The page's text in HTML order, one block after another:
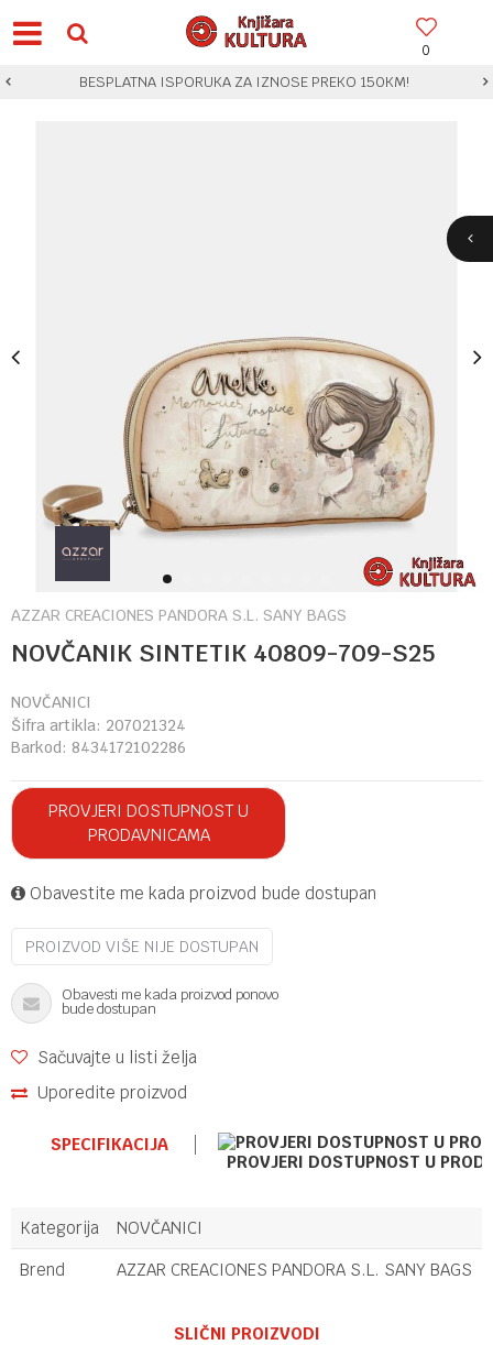
0
BESPLATNA ISPORUKA ZA IZNOSE PREKO 150KM!
1
AZZAR CREACIONES PANDORA S.L. SANY BAGS
NOVČANIK SINTETIK 40809-709-S25
NOVČANICI
Šifra artikla: 207021324
Barkod: 8434172102286
PROVJERI DOSTUPNOST U
PRODAVNICAMA
Obavestite me kada proizvod bude dostupan
PROIZVOD VIŠE NIJE DOSTUPAN
Obavesti me kada proizvod ponovo
bude dostupan
Sačuvajte u listi želja
Uporedite proizvod
SPECIFIKACIJA
PROVJERI DOSTUPNOST U
Kategorija
NOVČANICI
Brend
AZZAR CREACIONES PANDORA S.L. SANY BAGS
SLIČNI PROIZVODI